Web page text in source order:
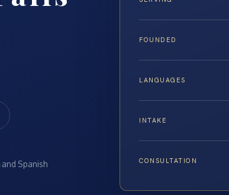
Spanish
FOUNDED
LANGUAGES
INTAKE
CONSULTATION